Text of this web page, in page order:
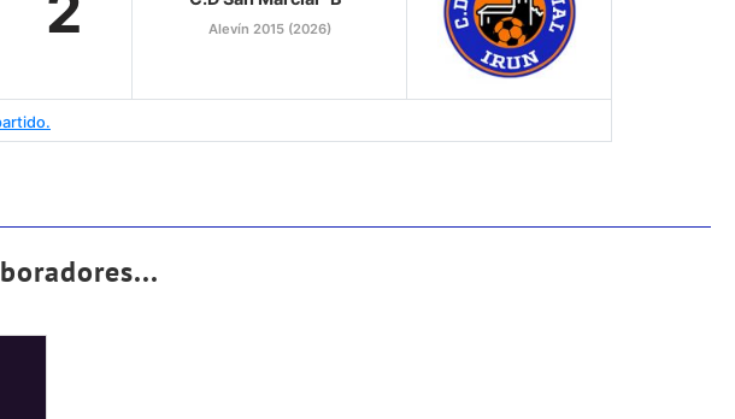
Alevín 2015 (2026)